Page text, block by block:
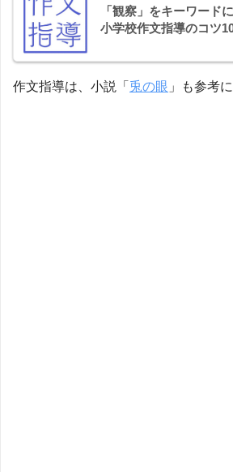
「観察」をキーワード
小学校作文指導のコツ
作文指導は、小説「 兎の眼 」も参考